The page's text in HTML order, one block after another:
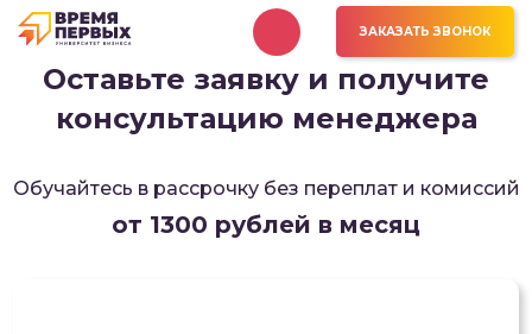
ЗАКАЗАТЬ ЗВОНОК
Оставьте заявку и получите
консультацию менеджера
Обучайтесь в рассрочкубез переплат и комиссий
от 1300 рублей в месяц